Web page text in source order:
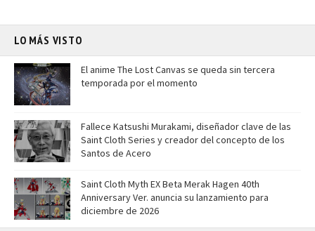
LO MÁS VISTO
El anime The Lost Canvas se queda sin tercera
temporada por el momento
Fallece Katsushi Murakami, diseñador clave de las
Saint Cloth Series y creador del concepto de los
Santos de Acero
Saint Cloth Myth EX Beta Merak Hagen 40th
Anniversary Ver. anuncia su lanzamiento para
diciembre de 2026